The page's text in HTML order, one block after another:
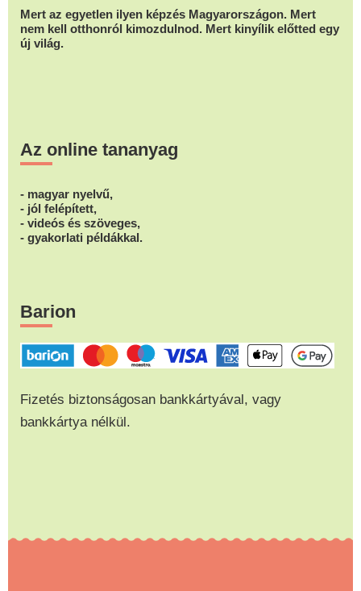
Mert az egyetlen ilyen képzés Magyarországon. Mert
nem kell otthonról kimozdulnod. Mert kinyílik előtted egy
új világ.
Az online tananyag
- magyar nyelvű,
- jól felépített,
- videós és szöveges,
- gyakorlati példákkal.
Barion
Fizetés biztonságosan bankkártyával, vagy
bankkártya nélkül.